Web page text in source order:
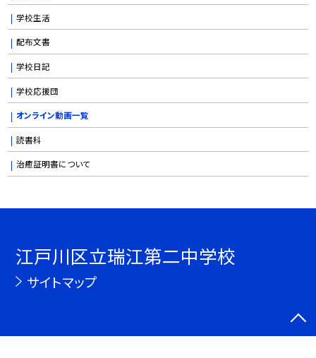
学校生活
配布文書
学校日記
学校応援団
オンライン動画一覧
読書科
治癒証明書について
江戸川区立瑞江第二中学校
サイトマップ